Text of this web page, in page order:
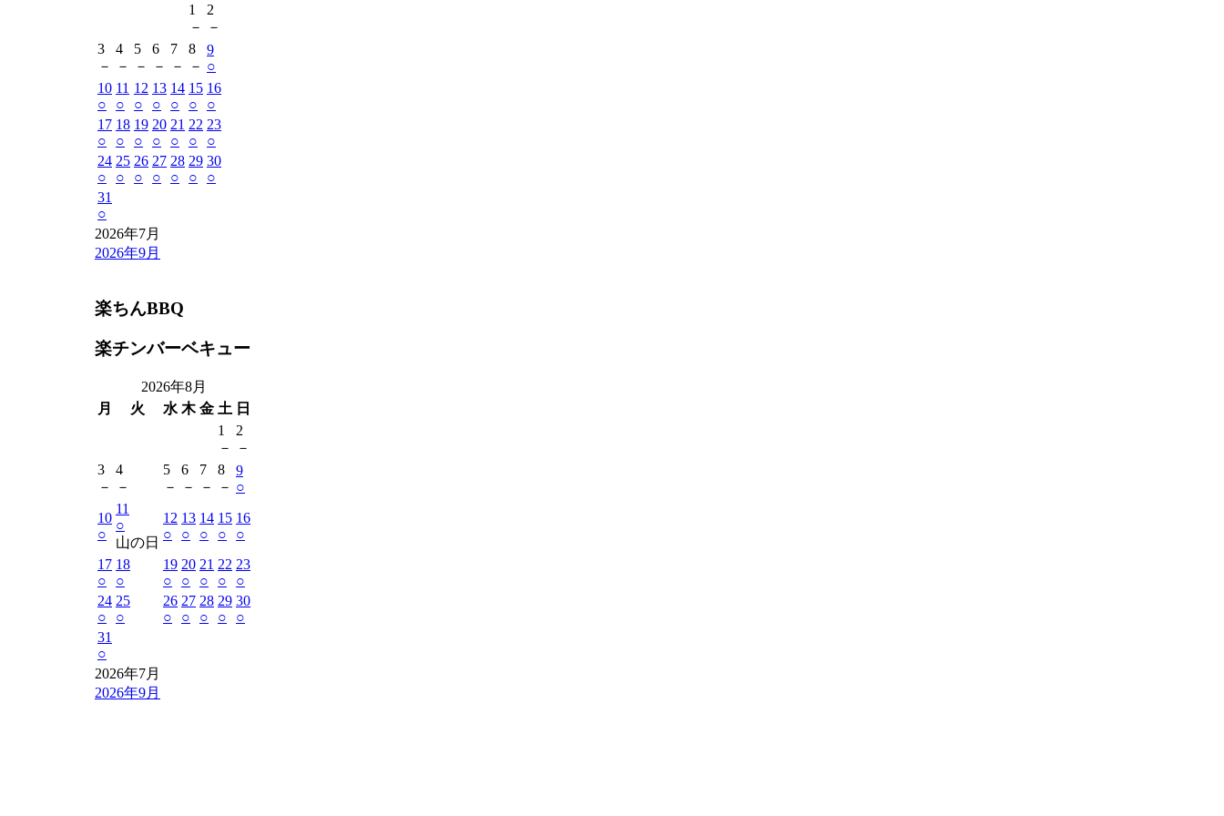
1
－
2
－
3
－
4
－
5
－
6
－
7
－
8
－
9
○
10
○
11
○
12
○
13
○
14
○
15
○
16
○
17
○
18
○
19
○
20
○
21
○
22
○
23
○
24
○
25
○
26
○
27
○
28
○
29
○
30
○
31
○
2026年7月
2026年9月
楽ちんBBQ
楽チンバーベキュー
2026年8月
月
火 水 木 金 土 日
1
－
2
－
3
－
4
－
5
－
6
－
7
－
8
－
9
○
10
○
11
○
山の日
12
○
13
○
14
○
15
○
16
○
17
○
18
○
19
○
20
○
21
○
22
○
23
○
24
○
25
○
26
○
27
○
28
○
29
○
30
○
31
○
2026年7月
2026年9月